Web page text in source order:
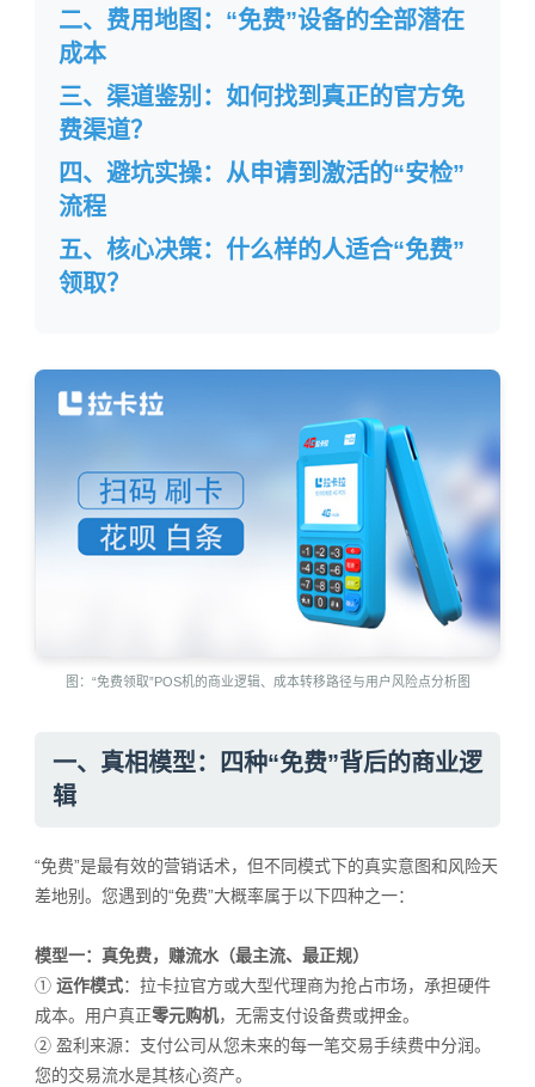
二、费用地图：“免费”设备的全部潜在
成本
三、渠道鉴别：如何找到真正的官方免
费渠道？
四、避坑实操：从申请到激活的“安检”
流程
五、核心决策：什么样的人适合“免费”
领取？
图：“免费领取”POS机的商业逻辑、成本转移路径与用户风险点分析图
一、真相模型：四种“免费”背后的商业逻
辑
“免费”是最有效的营销话术，但不同模式下的真实意图和风险天
差地别。您遇到的“免费”大概率属于以下四种之一：
模型一：真免费，赚流水（最主流、最正规）
① 运作模式：拉卡拉官方或大型代理商为抢占市场，承担硬件
成本。用户真正零元购机，无需支付设备费或押金。
② 盈利来源：支付公司从您未来的每一笔交易手续费中分润。
您的交易流水是其核心资产。